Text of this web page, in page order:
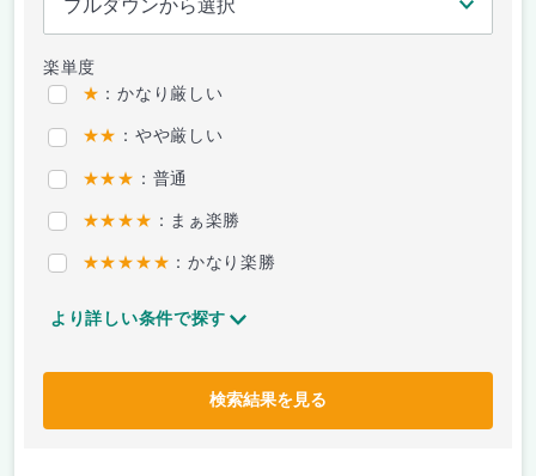
楽単度
★ ：かなり厳しい
★★ ：やや厳しい
★★★ ：普通
★★★★ ：まぁ楽勝
★★★★★ ：かなり楽勝
より詳しい条件で探す
検索結果を見る